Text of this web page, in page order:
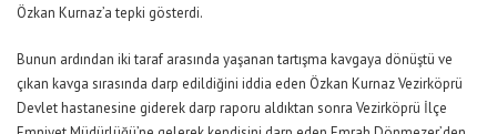
Özkan Kurnaz’a tepki gösterdi.
Bunun ardından iki taraf arasında yaşanan tartışma kavgaya dönüştü ve
çıkan kavga sırasında darp edildiğini iddia eden Özkan Kurnaz Vezirköprü
Devlet hastanesine giderek darp raporu aldıktan sonra Vezirköprü İlçe